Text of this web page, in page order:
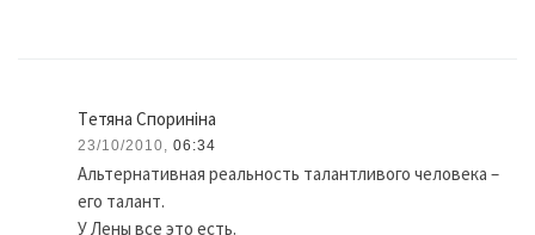
Tетяна Спориніна
23/10/2010, 06:34
Альтернативная реальность талантливого человека –
его талант.
У Лены все это есть.